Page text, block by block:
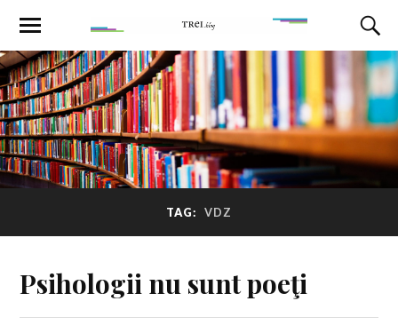
TAG: VDZ
Psihologii nu sunt poeţi